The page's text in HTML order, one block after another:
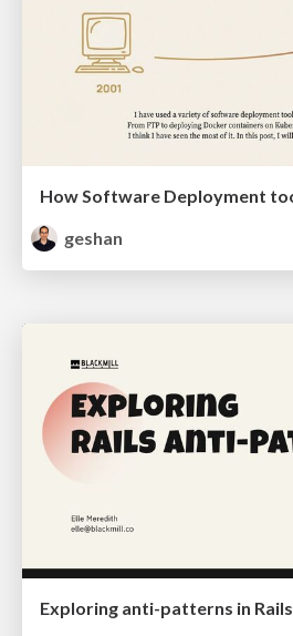
geshan
Exploring anti-patterns in Rails